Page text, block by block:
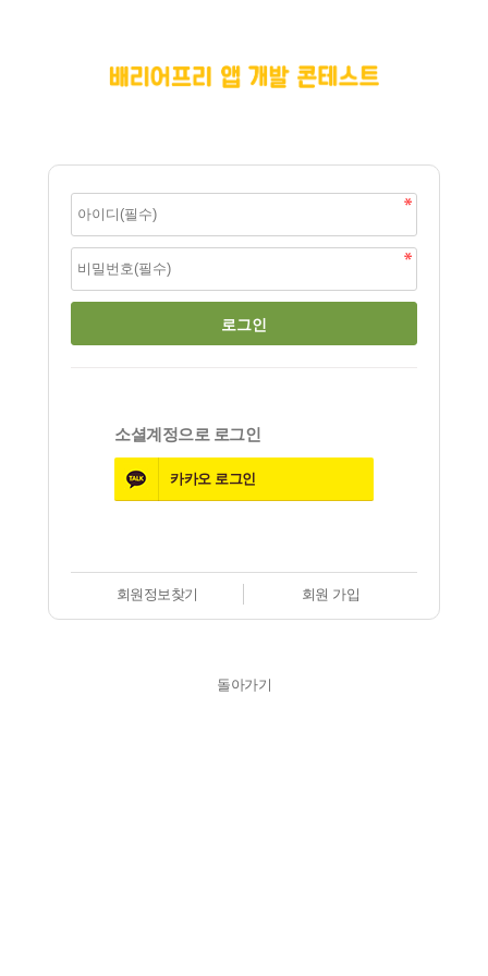
소셜계정으로 로그인
카카오 로그인
회원정보찾기 회원 가입
돌아가기